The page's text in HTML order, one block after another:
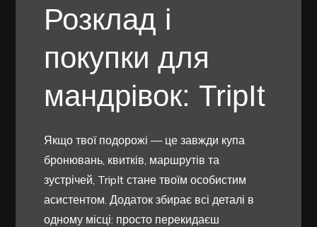
Розклад і
покупки для
мандрівок: TripIt
Якщо твої подорожі — це завжди купа
бронювань, квитків, маршрутів та
зустрічей, TripIt стане твоїм особистим
асистентом. Додаток збирає всі деталі в
одному місці: просто перекидаєш